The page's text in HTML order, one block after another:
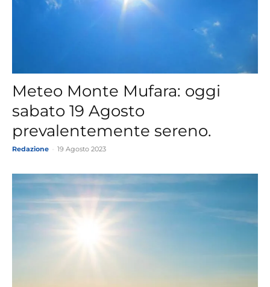
Meteo Monte Mufara: oggi
sabato 19 Agosto
prevalentemente sereno.
Redazione 19 Agosto 2023